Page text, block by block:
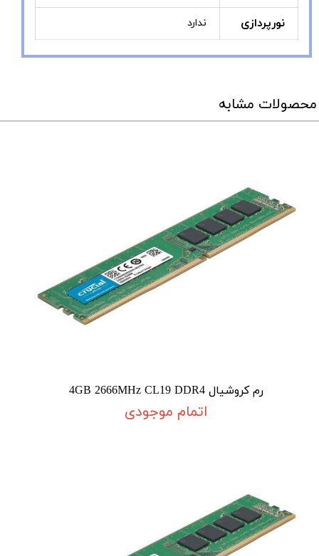
نورپردازی ندارد
محصولات مشابه
رم کروشیال 4GB 2666MHz CL19 DDR4
اتمام موجودی